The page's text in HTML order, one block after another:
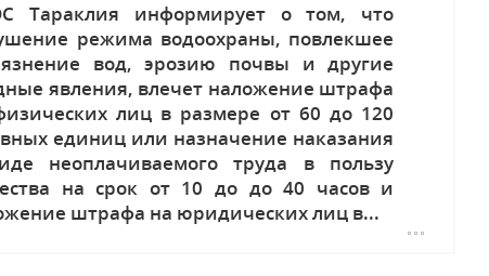
Тараклия информирует о том, что
режима водоохраны, повлекшее
вод, эрозию почвы и другие
явления, влечет наложение штрафа
лиц в размере от 60 до 120
единиц или назначение наказания
неоплачиваемого труда в пользу
на срок от 10 до до 40 часов и
штрафа на юридических лиц в...